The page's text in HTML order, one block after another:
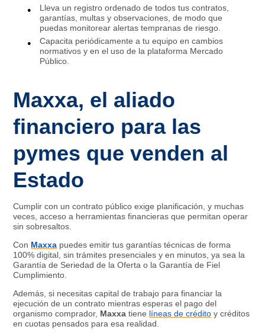
Lleva un registro ordenado de todos tus contratos,
garantías, multas y observaciones, de modo que
puedas monitorear alertas tempranas de riesgo.
Capacita periódicamente a tu equipo en cambios
normativos y en el uso de la plataforma Mercado
Público.
Maxxa, el aliado
financiero para las
pymes que venden al
Estado
Cumplir con un contrato público exige planificación, y muchas
veces, acceso a herramientas financieras que permitan operar
sin sobresaltos.
Con Maxxa puedes emitir tus garantías técnicas de forma
100% digital, sin trámites presenciales y en minutos, ya sea la
Garantía de Seriedad de la Oferta o la Garantía de Fiel
Cumplimiento.
Además, si necesitas capital de trabajo para financiar la
ejecución de un contrato mientras esperas el pago del
organismo comprador, Maxxa tiene líneas de crédito y créditos
en cuotas pensados para esa realidad.